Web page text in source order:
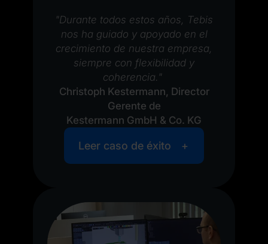
"Durante todos estos años, Tebis
nos ha guiado y apoyado en el
crecimiento de nuestra empresa,
siempre con flexibilidad y
coherencia."
Christoph Kestermann, Director
Gerente de
Kestermann GmbH & Co. KG
Leer caso de éxito